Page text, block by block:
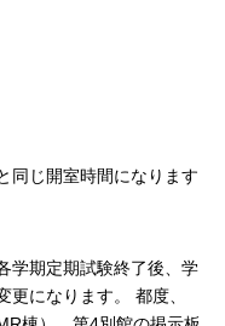
じ開室時間になります
学期定期試験終了後、学
になります。 都度、